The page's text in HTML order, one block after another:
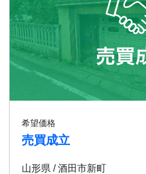
希望価格
売買成立
山形県 / 酒田市新町